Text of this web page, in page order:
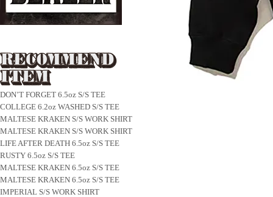
DON’T FORGET 6.5oz S/S TEE
COLLEGE 6.2oz WASHED S/S TEE
MALTESE KRAKEN S/S WORK SHIRT
MALTESE KRAKEN S/S WORK SHIRT
LIFE AFTER DEATH 6.5oz S/S TEE
RUSTY 6.5oz S/S TEE
MALTESE KRAKEN 6.5oz S/S TEE
MALTESE KRAKEN 6.5oz S/S TEE
IMPERIAL S/S WORK SHIRT